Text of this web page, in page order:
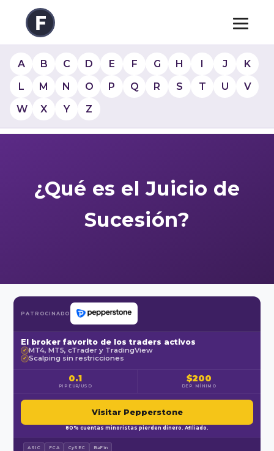
A B C D E F G H I J
K
L
M N O P Q R S T U
V
W
X Y Z
¿Qué es el Juicio de
Sucesión?
PATROCINADO
El broker favorito de los traders activos
✓ MT4, MT5, cTrader y TradingView
✓ Scalping sin restricciones
0.1
PIP EUR/USD
$200
DEP. MÍNIMO
Visitar Pepperstone
80% cuentas minoristas pierden dinero. Afiliado.
ASIC FCA CySEC BaFin